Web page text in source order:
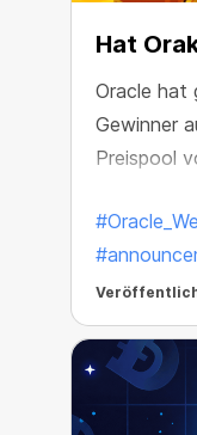
Hat
Oracle hat
Gewinner
Preispool